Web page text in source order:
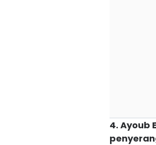
4. Ayoub